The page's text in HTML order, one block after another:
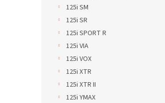
125i SM
125i SR
125i SPORT R
125i VIA
125i VOX
125i XTR
125i XTR II
125i YMAX